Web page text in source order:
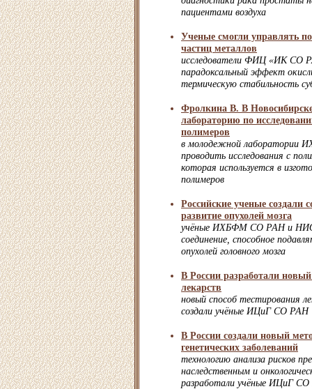
пациентами воздуха
Ученые смогли управлять
частиц металлов
исследователи ФИЦ «ИК СО
парадоксальный эффект
термическую стабильность
Фролкина В. В
лабораторию по
полимеров
в молодежной лаборатории
проводить исследования с
которая используется в
полимеров
Российские ученые создали
развитие опухолей мозга
учёные ИХБФМ СО РАН и
соединение, способное
опухолей головного мозга
В России разработали
лекарств
новый способ тестирования
создали учёные ИЦиГ СО РАН
В России создали новый
генетических заболеваний
технологию анализа рисков
наследственным и
разработали учёные ИЦиГ